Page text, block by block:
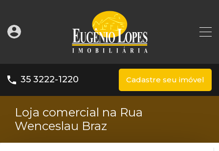
35 3222-1220 Cadastre seu imóvel
Loja comercial na Rua
Wenceslau Braz